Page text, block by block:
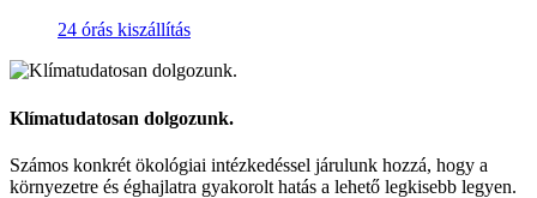
24 órás kiszállítás
Klímatudatosan dolgozunk.
Számos konkrét ökológiai intézkedéssel járulunk hozzá, hogy a
környezetre és éghajlatra gyakorolt hatás a lehető legkisebb legyen.